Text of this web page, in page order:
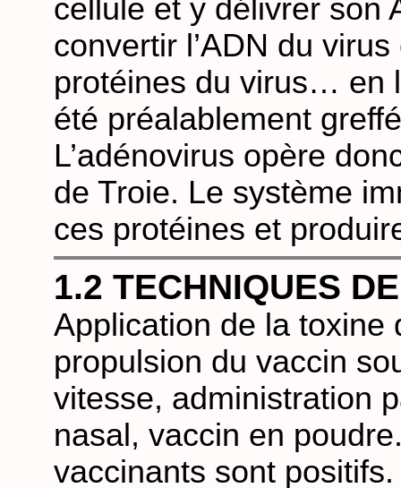
cellule et y délivrer son
convertir l’ADN du
protéines du virus… en
été préalablement
L’adénovirus opère
de Troie. Le système
ces protéines et
1.2 TECHNIQUES
Application de la toxine
propulsion du vaccin
vitesse, administration
nasal, vaccin en
vaccinants sont positifs.